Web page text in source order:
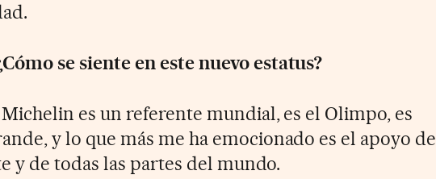
se siente en este nuevo estatus?
Michelin es un referente mundial, es el Olimpo, es
y lo que más me ha emocionado es el apoyo de
y de todas las partes del mundo.